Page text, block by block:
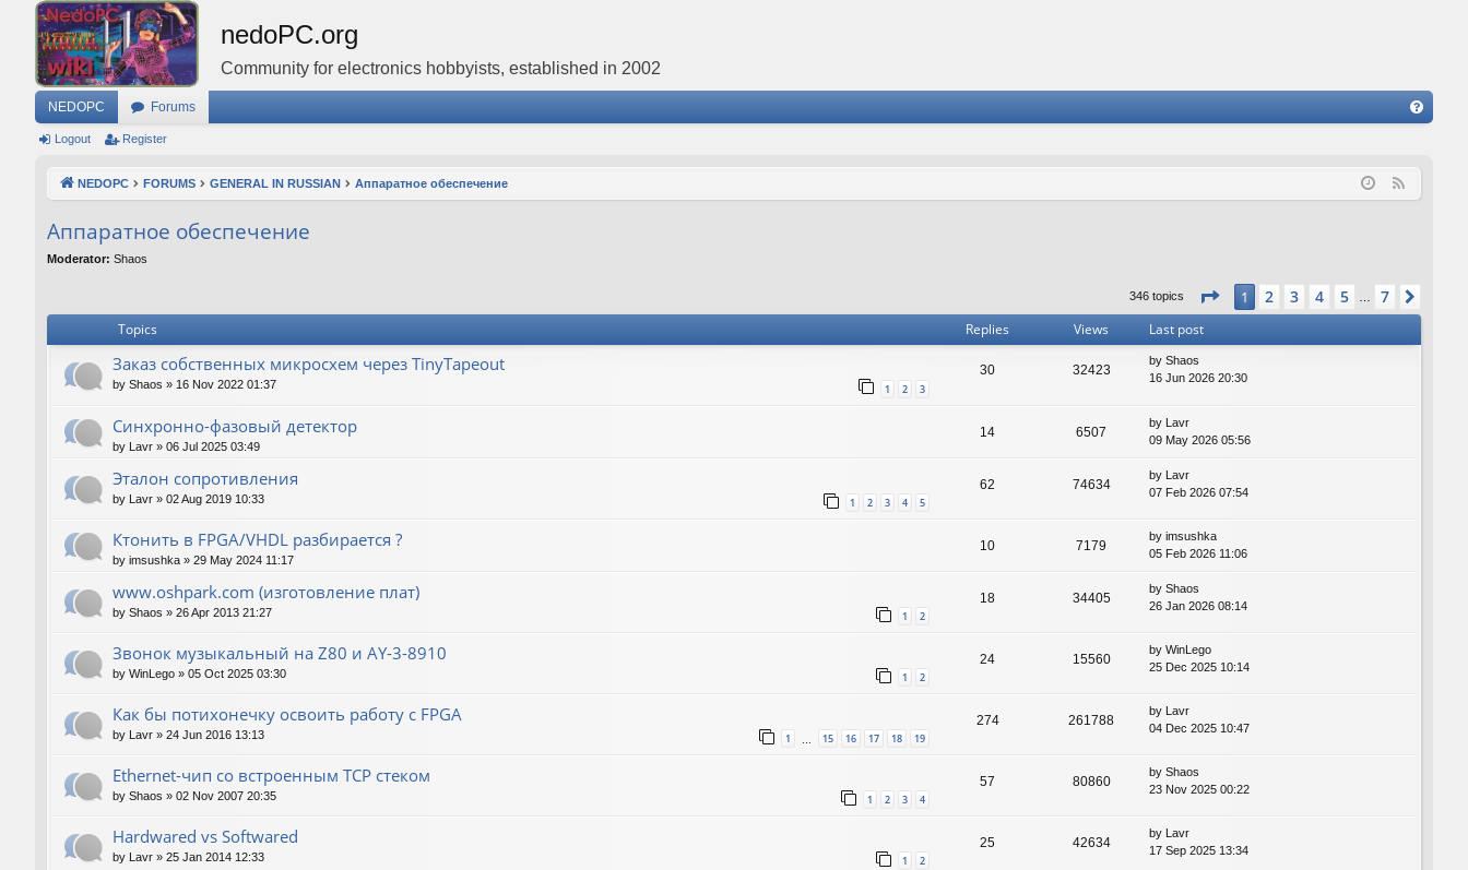
nedoPC.org
Community for electronics hobbyists, established in 2002
NEDOPC Forums
Q
Logout Register
NEDOPC FORUMS GENERAL IN RUSSIAN Аппаратное обеспечение
Аппаратное обеспечение
Moderator: Shaos
346 topics Page 1of7
1 2 3 4 5 … 7
Topics Replies Views Last post
Заказ собственных микросхем через TinyTapeout
by Shaos » 16 Nov 2022 01:37 1 2 3
30 32423
by Shaos
16 Jun 2026 20:30
Синхронно-фазовый детектор
by Lavr » 06 Jul 2025 03:49
14 6507
by Lavr
09 May 2026 05:56
Эталон сопротивления
by Lavr » 02 Aug 2019 10:33 1 2 3 4 5
62 74634
by Lavr
07 Feb 2026 07:54
Ктонить в FPGA/VHDL разбирается ?
by imsushka » 29 May 2024 11:17
10 7179
by imsushka
05 Feb 2026 11:06
www.oshpark.com (изготовление плат)
by Shaos » 26 Apr 2013 21:27 1 2
18 34405
by Shaos
26 Jan 2026 08:14
Звонок музыкальный на Z80 и AY-3-8910
by WinLego » 05 Oct 2025 03:30 1 2
24 15560
by WinLego
25 Dec 2025 10:14
Как бы потихонечку освоить работу с FPGA
by Lavr » 24 Jun 2016 13:13 1 15 16 17 18 19
274 261788
by Lavr
04 Dec 2025 10:47
Ethernet-чип со встроенным TCP стеком
by Shaos » 02 Nov 2007 20:35 1 2 3 4
57 80860
by Shaos
23 Nov 2025 00:22
Hardwared vs Softwared
by Lavr » 25 Jan 2014 12:33 1 2
25 42634
by Lavr
17 Sep 2025 13:34